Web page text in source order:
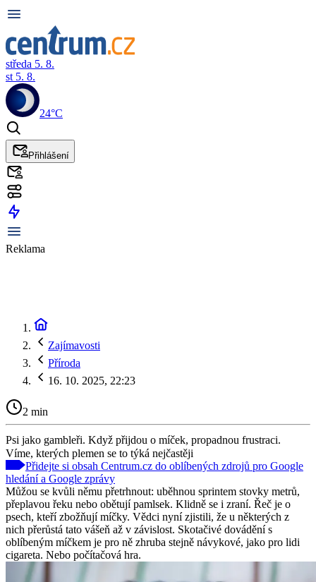
středa 5. 8.
st 5. 8.
24°C
Přihlášení
Reklama
Zajímavosti
Příroda
16. 10. 2025, 22:23
2 min
Psi jako gambleři. Když přijdou o míček, propadnou frustraci.
Víme, kterých plemen se to týká nejčastěji
Přidejte si obsah Centrum.cz do oblíbených zdrojů pro Google
hledání a Google zprávy
Můžou se kvůli němu přetrhnout: uběhnou sprintem stovky metrů,
přeplavou řeku nebo obětují pamlsek. Klidně se i zraní. Řeč je o
psech, kteří zbožňují míčky. Vědci nyní zjistili, že u některých z
nich přerůstá tato vášeň až v závislost. Skotačivé dovádění s
oblíbeným míčkem je pro ně zhruba stejně návykové, jako pro lidi
cigareta. Nebo počítačová hra.